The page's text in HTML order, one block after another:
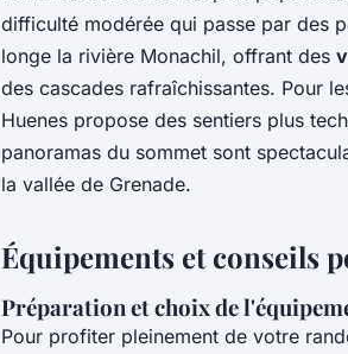
difficulté modérée qui passe par des
longe la rivière Monachil, offrant des
des cascades rafraîchissantes. Pour
Huenes propose des sentiers plus
panoramas du sommet sont
la vallée de Grenade.
Équipements et conseils
Préparation et choix de
Pour profiter pleinement de votre